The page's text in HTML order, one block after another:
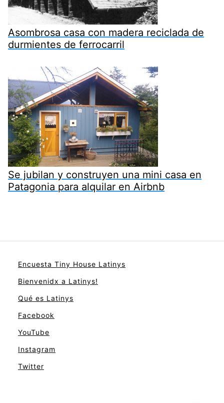
Asombrosa casa con madera reciclada de
durmientes de ferrocarril
Se jubilan y construyen una mini casa en
Patagonia para alquilar en Airbnb
Encuesta Tiny House Latinys
Bienvenidx a Latinys!
Qué es Latinys
Facebook
YouTube
Instagram
Twitter